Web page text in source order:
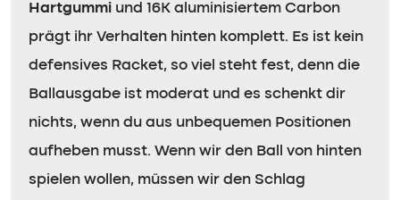
Hartgummi und 16K aluminisiertem Carbon
prägt ihr Verhalten hinten komplett. Es ist kein
defensives Racket, so viel steht fest, denn die
Ballausgabe ist moderat und es schenkt dir
nichts, wenn du aus unbequemen Positionen
aufheben musst. Wenn wir den Ball von hinten
spielen wollen, müssen wir den Schlag